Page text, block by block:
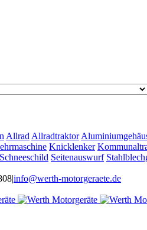
Allrad Allradtraktor
Knicklenker
Schneeschild Seitenauswurf
|info@werth-motorgeraete.de